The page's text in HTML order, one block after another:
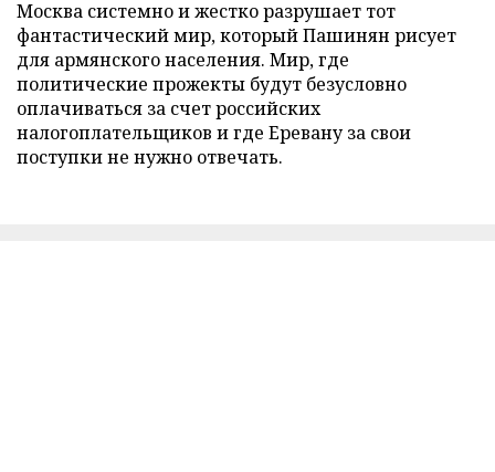
Москва системно и жестко разрушает тот
фантастический мир, который Пашинян рисует
для армянского населения. Мир, где
политические прожекты будут безусловно
оплачиваться за счет российских
налогоплательщиков и где Еревану за свои
поступки не нужно отвечать.